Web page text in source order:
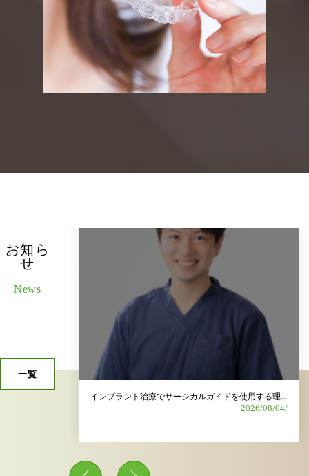
お知ら
せ
News
一覧
インプラント治療でサージカルガイドを使用する理由は？
2026/08/04/